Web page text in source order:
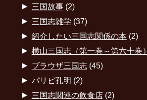
► 三国故事(2)
► 三国志雑学 (37)
► 紹介したい三国志関係の本(2)
► 横山三国志（第一巻～第六十巻）
► ブラウザ三国志(45)
► パリピ孔明 (2)
► 三国志関連の飲食店(2)